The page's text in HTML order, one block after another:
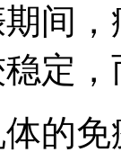
间
定
的